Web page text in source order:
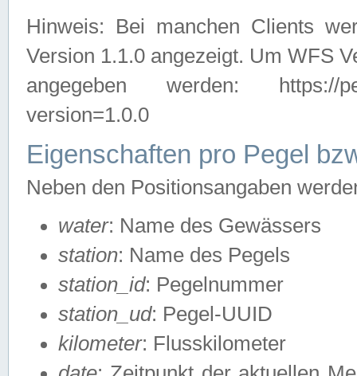
Hinweis: Bei manchen Clients
Version 1.1.0 angezeigt. Um WFS
angegeben werden: https://
version=1.0.0
Eigenschaften pro Pegel
Neben den Positionsangaben
water: Name des Gewässers
station: Name des Pegels
station_id: Pegelnummer
station_ud: Pegel-UUID
kilometer: Flusskilometer